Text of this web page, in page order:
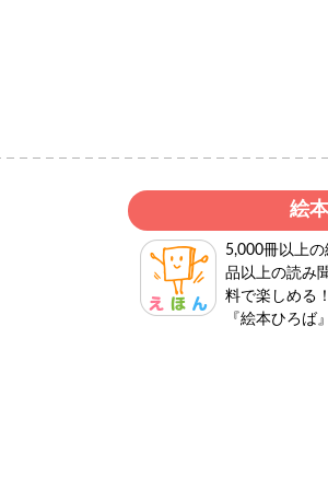
絵
5,000冊以上
品以上の読み
料で楽しめる！
『絵本ひろば